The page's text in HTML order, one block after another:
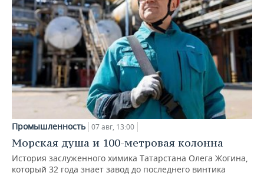
Промышленность 07 авг, 13:00
Морская душа и 100-метровая колонна
История заслуженного химика Татарстана Олега Жогина,
который 32 года знает завод до последнего винтика